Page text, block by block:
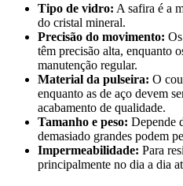
Tipo de vidro: A safira é a
do cristal mineral.
Precisão do movimento:
têm precisão alta, enquanto
manutenção regular.
Material da pulseira: O
enquanto as de aço devem
acabamento de qualidade.
Tamanho e peso: Depende
demasiado grandes podem
Impermeabilidade: Para
principalmente no dia a dia